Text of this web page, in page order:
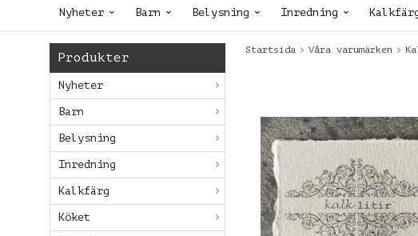
Nyheter Barn Belysning Inredning
Produkter
Nyheter
Barn
Belysning
Inredning
Kalkfärg
Köket
Startsida Våra varumärken